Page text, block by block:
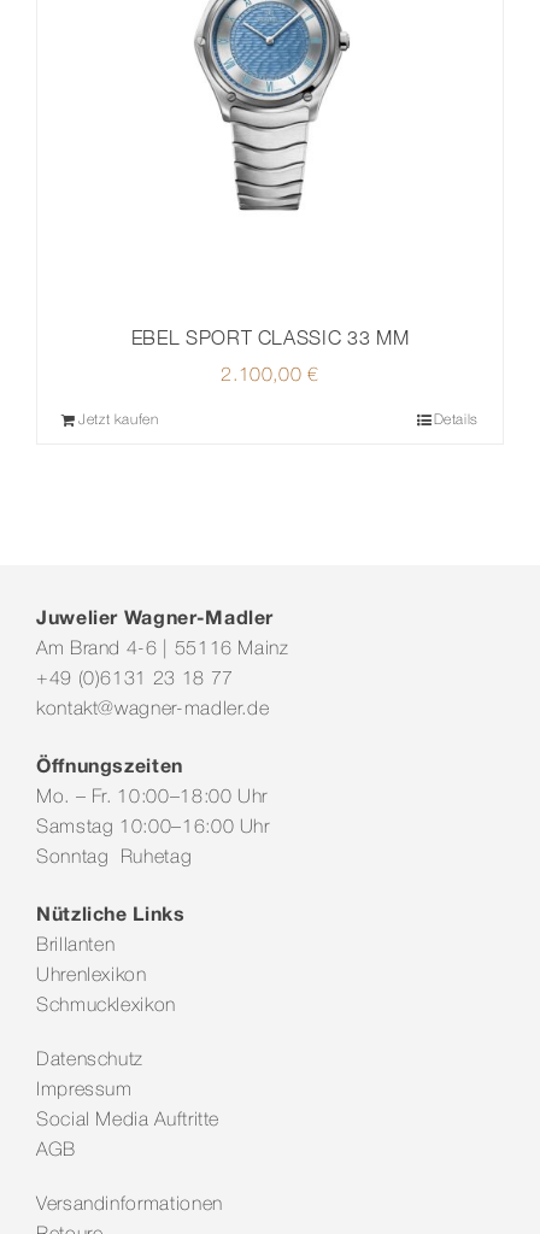
EBEL SPORT CLASSIC 33 MM
2.100,00€
Jetzt kaufen Details
Juwelier Wagner-Madler
Am Brand 4-6 | 55116 Mainz
+49 (0)6131 23 18 77
kontakt@wagner-madler.de
Öffnungszeiten
Mo. – Fr. 10:00–18:00 Uhr
Samstag 10:00–16:00 Uhr
Sonntag Ruhetag
Nützliche Links
Brillanten
Uhrenlexikon
Schmucklexikon
Datenschutz
Impressum
Social Media Auftritte
AGB
Versandinformationen